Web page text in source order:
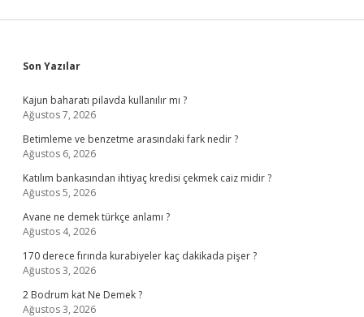
Sidebar
Son Yazılar
Kajun baharatı pilavda kullanılır mı ?
Ağustos 7, 2026
Betimleme ve benzetme arasındaki fark nedir ?
Ağustos 6, 2026
Katılım bankasından ihtiyaç kredisi çekmek caiz midir ?
Ağustos 5, 2026
Avane ne demek türkçe anlamı ?
Ağustos 4, 2026
170 derece fırında kurabiyeler kaç dakikada pişer ?
Ağustos 3, 2026
2 Bodrum kat Ne Demek ?
Ağustos 3, 2026